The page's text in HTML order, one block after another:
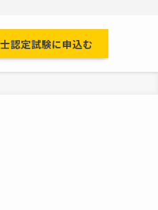
認定試験に申込む